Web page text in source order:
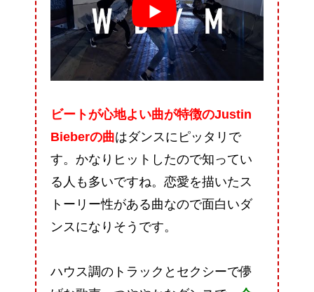
ビートが心地よい曲が特徴のJustin
Bieberの曲はダンスにピッタリで
す。かなりヒットしたので知ってい
る人も多いですね。恋愛を描いたス
トーリー性がある曲なので面白いダ
ンスになりそうです。
ハウス調のトラックとセクシーで儚